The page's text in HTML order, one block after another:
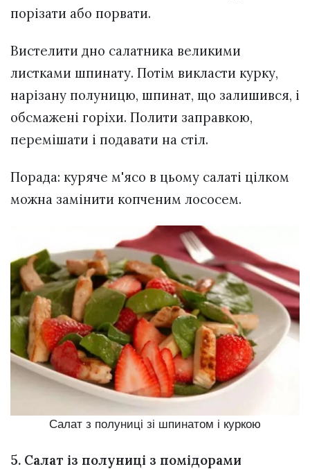
порізати або порвати.
Вистелити дно салатника великими
листками шпинату. Потім викласти курку,
нарізану полуницю, шпинат, що залишився, і
обсмажені горіхи. Полити заправкою,
перемішати і подавати на стіл.
Порада: куряче м'ясо в цьому салаті цілком
можна замінити копченим лососем.
Салат з полуниці зі шпинатом і куркою
5. Салат із полуниці з помідорами